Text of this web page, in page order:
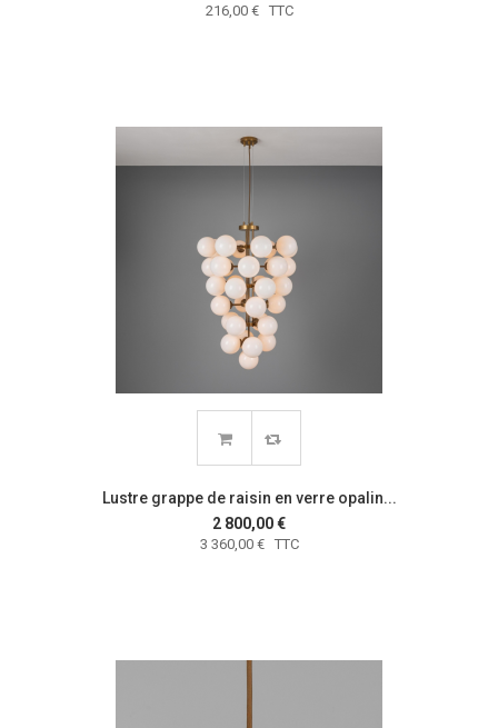
216,00 € TTC
Lustre grappe de raisin en verre opalin...
2 800,00 €
3 360,00 € TTC